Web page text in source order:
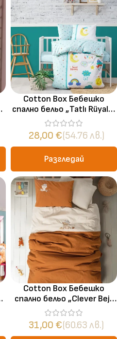
Cotton Box Бебешко
спално бельо „Tatlı Rüyalar
Mint“ Памук Ранфорс – 4
части – за бебешко легло
28,00 €(54.76 лв.)
Разгледай
Cotton Box Бебешко
спално бельо „Clever Bej“
Памук Ранфорс – 4 части
– за бебешко легло
31,00 €(60.63 лв.)